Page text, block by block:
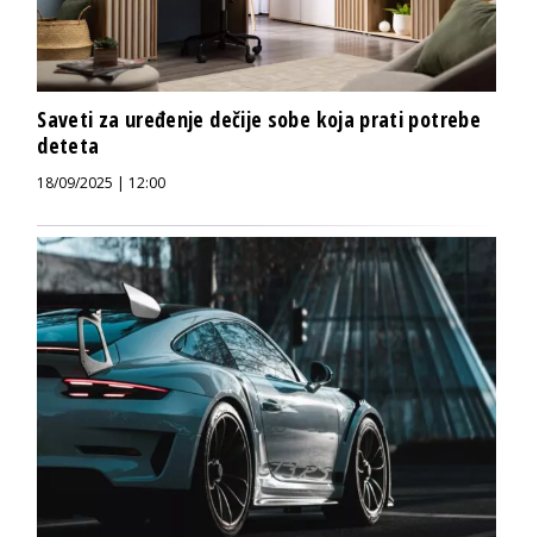
Saveti za uređenje dečije sobe koja prati potrebe
deteta
18/09/2025 | 12:00